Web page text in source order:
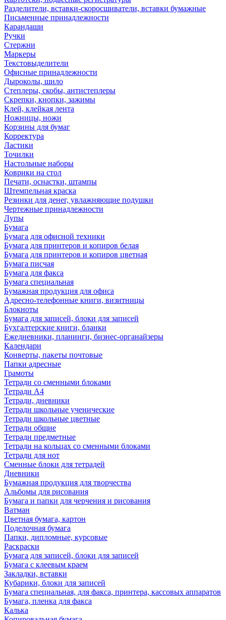
Разделители, вставки-скоросшиватели, вставки бумажные
Письменные принадлежности
Карандаши
Ручки
Стержни
Маркеры
Текстовыделители
Офисные принадлежности
Дыроколы, шило
Степлеры, скобы, антистеплеры
Скрепки, кнопки, зажимы
Клей, клейкая лента
Ножницы, ножи
Корзины для бумаг
Корректура
Ластики
Точилки
Настольные наборы
Коврики на стол
Печати, оснастки, штампы
Штемпельная краска
Резинки для денег, увлажняющие подушки
Чертежные принадлежности
Лупы
Бумага
Бумага для офисной техники
Бумага для принтеров и копиров белая
Бумага для принтеров и копиров цветная
Бумага писчая
Бумага для факса
Бумага специальная
Бумажная продукция для офиса
Адресно-телефонные книги, визитницы
Блокноты
Бумага для записей, блоки для записей
Бухгалтерские книги, бланки
Ежедневники, планинги, бизнес-органайзеры
Календари
Конверты, пакеты почтовые
Папки адресные
Грамоты
Тетради со сменными блоками
Тетради А4
Тетради, дневники
Тетради школьные ученические
Тетради школьные цветные
Тетради общие
Тетради предметные
Тетради на кольцах со сменными блоками
Тетради для нот
Сменные блоки для тетрадей
Дневники
Бумажная продукция для творчества
Альбомы для рисования
Бумага и папки для черчения и рисования
Ватман
Цветная бумага, картон
Поделочная бумага
Папки, дипломные, курсовые
Раскраски
Бумага для записей, блоки для записей
Бумага с клеевым краем
Закладки, вставки
Кубарики, блоки для записей
Бумага специальная, для факса, принтера, кассовых аппаратов
Бумага, пленка для факса
Калька